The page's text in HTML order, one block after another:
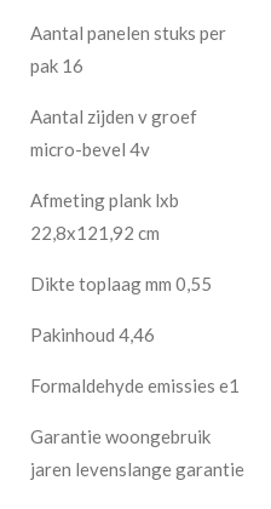
Aantal panelen stuks per
pak 16
Aantal zijden v groef
micro-bevel 4v
Afmeting plank lxb
22,8x121,92 cm
Dikte toplaag mm 0,55
Pakinhoud 4,46
Formaldehyde emissies e1
Garantie woongebruik
jaren levenslange garantie